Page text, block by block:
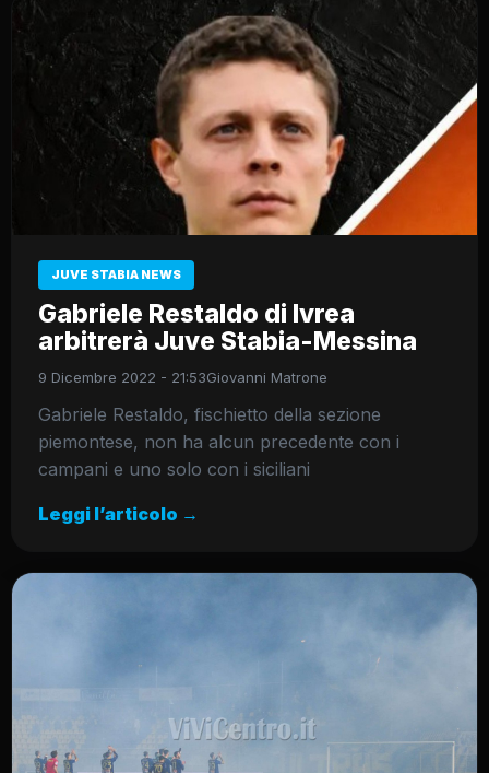
JUVE STABIA NEWS
Gabriele Restaldo di Ivrea
arbitrerà Juve Stabia-Messina
9 Dicembre 2022 - 21:53Giovanni Matrone
Gabriele Restaldo, fischietto della sezione
piemontese, non ha alcun precedente con i
campani e uno solo con i siciliani
Leggi l’articolo →